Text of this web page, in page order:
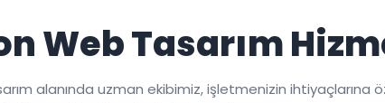
Web Tasarım
alanında uzman ekibimiz, işletmenizin